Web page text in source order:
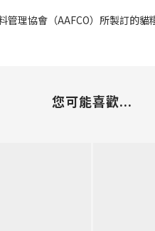
管理協會（AAFCO）所製訂的貓
您可能喜歡...